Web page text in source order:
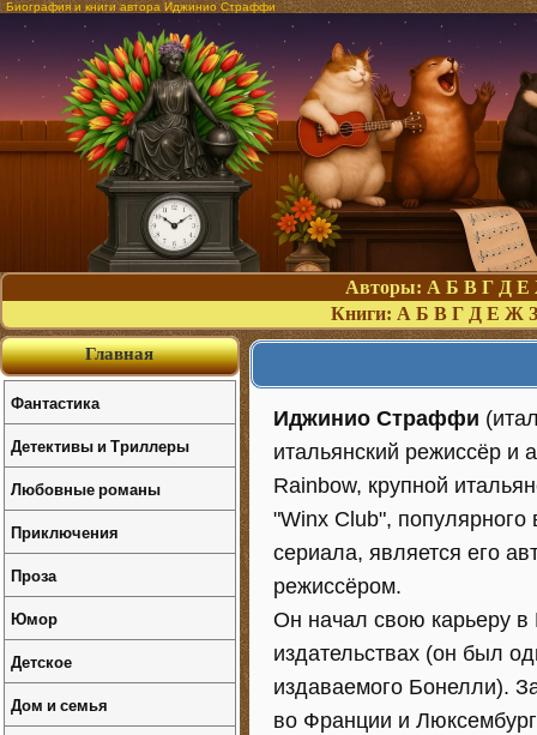
Биография и книги автора Иджинио Страффи
Авторы: А Б В Г Д Е
Книги: А Б В Г Д Е Ж З
Иджинио Страффи
итальянский режиссёр и
Rainbow, крупной
"Winx Club", популярного
сериала, является его
режиссёром.
Он начал свою карьеру в
издательствах (он был
издаваемого Бонелли).
во Франции и
Главная
Фантастика
Детективы и Триллеры
Любовные романы
Приключения
Проза
Юмор
Детское
Дом и семья